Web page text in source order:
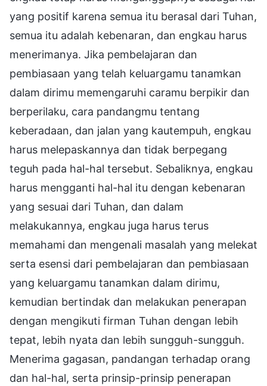
yang positif karena semua itu berasal dari Tuhan,
semua itu adalah kebenaran, dan engkau harus
menerimanya. Jika pembelajaran dan
pembiasaan yang telah keluargamu tanamkan
dalam dirimu memengaruhi caramu berpikir dan
berperilaku, cara pandangmu tentang
keberadaan, dan jalan yang kautempuh, engkau
harus melepaskannya dan tidak berpegang
teguh pada hal-hal tersebut. Sebaliknya, engkau
harus mengganti hal-hal itu dengan kebenaran
yang sesuai dari Tuhan, dan dalam
melakukannya, engkau juga harus terus
memahami dan mengenali masalah yang melekat
serta esensi dari pembelajaran dan pembiasaan
yang keluargamu tanamkan dalam dirimu,
kemudian bertindak dan melakukan penerapan
dengan mengikuti firman Tuhan dengan lebih
tepat, lebih nyata dan lebih sungguh-sungguh.
Menerima gagasan, pandangan terhadap orang
dan hal-hal, serta prinsip-prinsip penerapan